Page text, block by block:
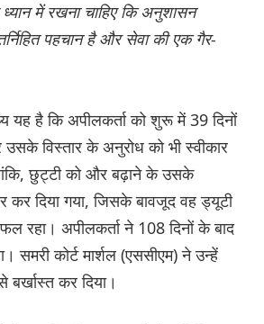
में रखना चाहिए कि अनुशासन
पहचान है और सेवा की एक गैर-
यह है कि अपीलकर्ता को शुरू में 39 दिनों
विस्तार के अनुरोध को भी स्वीकार
छुट्टी को और बढ़ाने के उसके
कर दिया गया, जिसके बावजूद वह ड्यूटी
रहा। अपीलकर्ता ने 108 दिनों के बाद
समरी कोर्ट मार्शल (एससीएम) ने उन्हें
बर्खास्त कर दिया।